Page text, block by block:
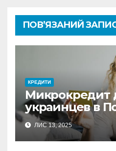
ПОВ’ЯЗАНИЙ
КРЕДИТИ
Микрокредит
украинцев в
полное
выбору
решения
ЛИС 13, 2025